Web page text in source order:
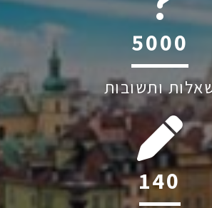
6045
ותשובות
205